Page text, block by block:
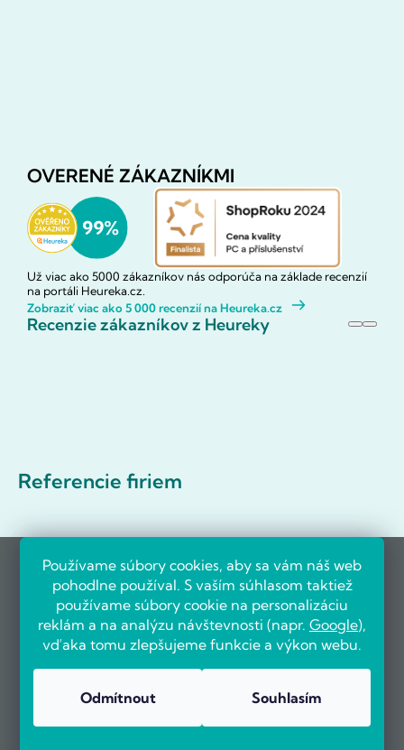
Používame súbory cookies, aby sa vám náš web
pohodlne používal. S vaším súhlasom taktiež
používame súbory cookie na personalizáciu
reklám a na analýzu návštevnosti (napr. Google),
vďaka tomu zlepšujeme funkcie a výkon webu.
Odmítnout Souhlasím
OVERENÉ ZÁKAZNÍKMI
Už viac ako 5000 zákazníkov nás odporúča na základe recenzií
na portáli Heureka.cz.
Zobraziť viac ako 5 000 recenzií na Heureka.cz
Recenzie zákazníkov z Heureky
Referencie firiem